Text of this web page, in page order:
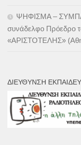
ΨΗΦΙΣΜΑ –
συνάδελφο Πρόεδρο
«ΑΡΙΣΤΟΤΕΛΗΣ»
ΔΙΕΎΘΥΝΣΗ